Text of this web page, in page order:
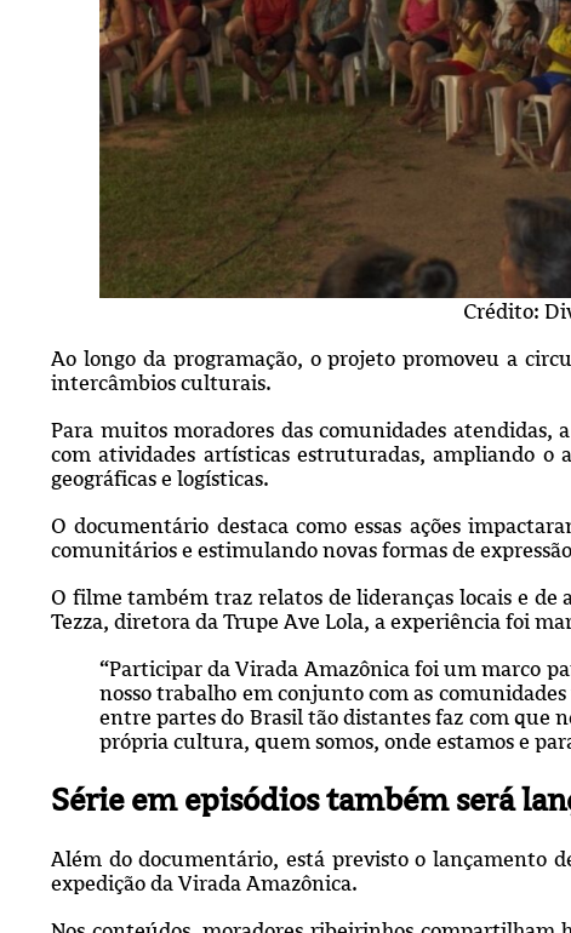
Crédito:
Ao longo da programação, o projeto promoveu a
intercâmbios culturais.
Para muitos moradores das comunidades
com atividades artísticas estruturadas, ampliando o
geográficas e logísticas.
O documentário destaca como essas ações
comunitários e estimulando novas formas de
O filme também traz relatos de lideranças locais e de
Tezza, diretora da Trupe Ave Lola, a experiência foi
“Participar da Virada Amazônica foi um marco
nosso trabalho em conjunto com as
entre partes do Brasil tão distantes faz com que
própria cultura, quem somos, onde estamos e
Série em episódios também será
Além do documentário, está previsto o lançamento
expedição da Virada Amazônica.